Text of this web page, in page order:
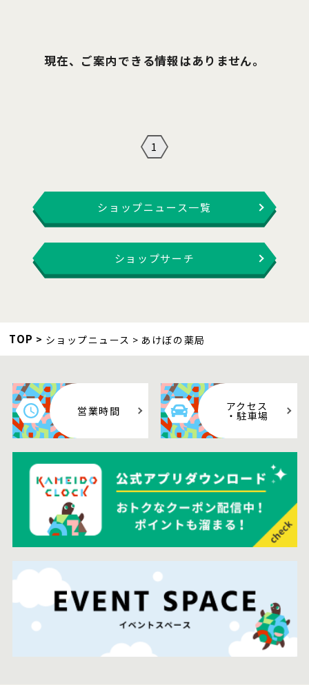
現在、ご案内できる情報はありません。
1
ショップニュース一覧
ショップサーチ
TOP ショップニュース あけぼの薬局
営業時間 アクセス
・駐車場